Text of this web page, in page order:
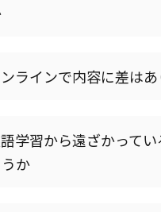
ラインで内容に差は
学習から遠ざかって
か